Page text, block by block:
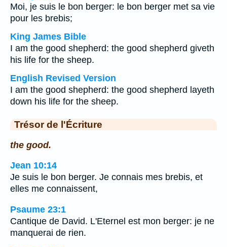
Moi, je suis le bon berger: le bon berger met sa vie
pour les brebis;
King James Bible
I am the good shepherd: the good shepherd giveth
his life for the sheep.
English Revised Version
I am the good shepherd: the good shepherd layeth
down his life for the sheep.
Trésor de l'Écriture
the good.
Jean 10:14
Je suis le bon berger. Je connais mes brebis, et
elles me connaissent,
Psaume 23:1
Cantique de David. L'Eternel est mon berger: je ne
manquerai de rien.